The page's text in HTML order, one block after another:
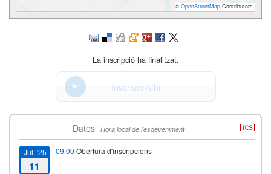
© OpenStreetMap Contributors
La inscripció ha finalitzat.
Inscriure-s'hi
Dates Hora local de l'esdeveniment
Jul. '25
11
09:00 Obertura d'inscripcions